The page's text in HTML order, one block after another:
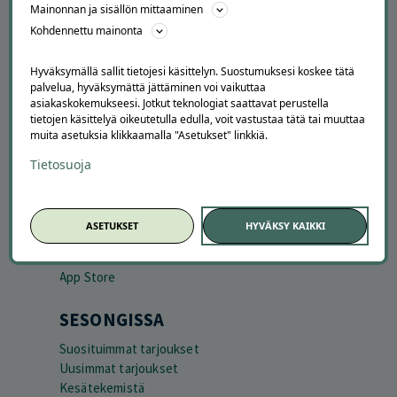
YRITYKSILLE
Vaikuttajayhteistyö
Partneriportaali
LATAA APPI
SESONGISSA
Suosituimmat tarjoukset
Uusimmat tarjoukset
Kesätekemistä
Mainonnan ja sisällön mittaaminen
Kohdennettu mainonta
Hyväksymällä sallit tietojesi käsittelyn. Suostumuksesi koskee tätä
palvelua, hyväksymättä jättäminen voi vaikuttaa
asiakaskokemukseesi. Jotkut teknologiat saattavat perustella
tietojen käsittelyä oikeutetulla edulla, voit vastustaa tätä tai muuttaa
muita asetuksia klikkaamalla "Asetukset" linkkiä.
Tietosuoja
ASETUKSET HYVÄKSY KAIKKI